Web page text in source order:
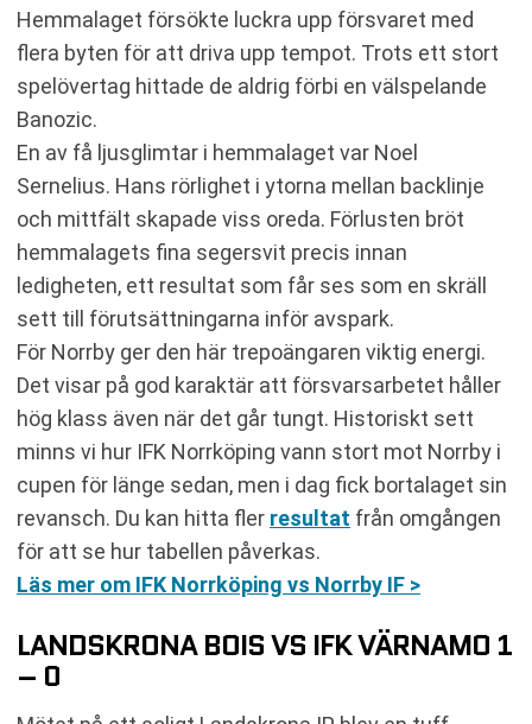
Hemmalaget försökte luckra upp försvaret med
flera byten för att driva upp tempot. Trots ett stort
spelövertag hittade de aldrig förbi en välspelande
Banozic.
En av få ljusglimtar i hemmalaget var Noel
Sernelius. Hans rörlighet i ytorna mellan backlinje
och mittfält skapade viss oreda. Förlusten bröt
hemmalagets fina segersvit precis innan
ledigheten, ett resultat som får ses som en skräll
sett till förutsättningarna inför avspark.
För Norrby ger den här trepoängaren viktig energi.
Det visar på god karaktär att försvarsarbetet håller
hög klass även när det går tungt. Historiskt sett
minns vi hur IFK Norrköping vann stort mot Norrby i
cupen för länge sedan, men i dag fick bortalaget sin
revansch. Du kan hitta fler resultat från omgången
för att se hur tabellen påverkas.
Läs mer om IFK Norrköping vs Norrby IF >
LANDSKRONA BOIS VS IFK VÄRNAMO 1
– 0